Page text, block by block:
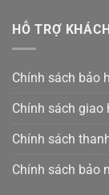
HỖ TRỢ
Chính sách bảo
Chính sách
Chính sách
Chính sách bảo